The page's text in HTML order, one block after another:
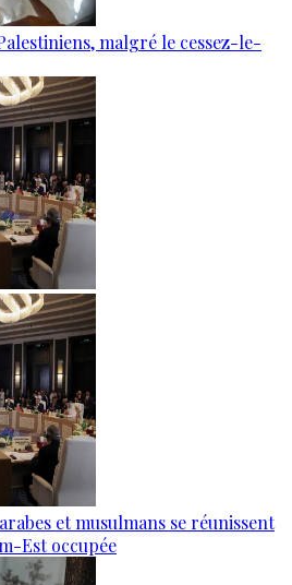
malgré le cessez-le-
et musulmans se réunissent
Est occupée